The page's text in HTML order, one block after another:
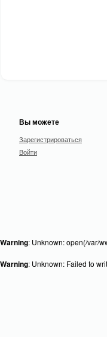
Вы можете
Зарегистрироваться
Войти
Warning: Unknown: open(/var/
Warning: Unknown: Failed to